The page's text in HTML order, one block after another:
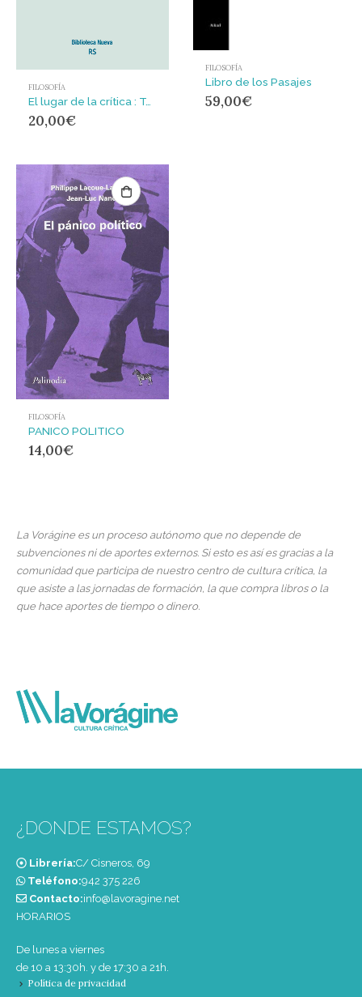
FILOSOFÍA
El lugar de la crítica : Teoría crítica, hermenéutica y el problema de la transcendencia intrahistírica
20,00€
FILOSOFÍA
Libro de los Pasajes
59,00€
FILOSOFÍA
PANICO POLITICO
14,00€
La Vorágine es un proceso autónomo que no depende de
subvenciones ni de aportes externos. Si esto es así es gracias a la
comunidad que participa de nuestro centro de cultura crítica, la
que asiste a las jornadas de formación, la que compra libros o la
que hace aportes de tiempo o dinero.
¿DONDE ESTAMOS?
Librería:C/ Cisneros, 69
Teléfono:‭942 375 226‬
Contacto:info@lavoragine.net
HORARIOS
De lunes a viernes
de 10 a 13:30h. y de 17:30 a 21h.
Política de privacidad